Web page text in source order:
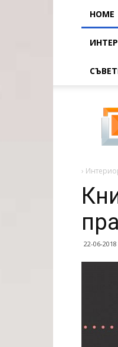
HOME
в
-
›
22-06-2018